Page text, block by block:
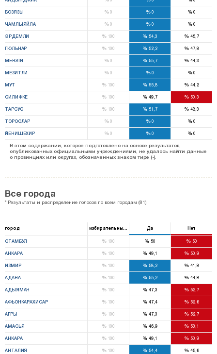
БОЗЯЗЫ %0 %0 %0
ЧАМЛЫЯЙЛА %0 %0 %0
ЭРДЕМЛИ %100 % 54,3 % 45,7
ГЮЛЬНАР %100 % 52,2 % 47,8
MERSİN %0 % 55,7 % 44,3
МЕЗИТЛИ %0 %0 %0
МУТ %100 % 55,8 % 44,2
СИЛИФКЕ %100 % 49,7 % 50,3
ТАРСУС %100 % 51,7 % 48,3
ТОРОСЛАР %0 %0 %0
ЙЕНИШЕХИР %0 %0 %0
В этом содержании, которое подготовлено на основе результатов,
опубликованных официальными учреждениями, не удалось найти данные
о провинциях или округах, обозначенных знаком тире (-).
Все города
* Результаты и распределение голосов по всем городам (81).
город избирательный ящик Да Нет
СТАМБУЛ %100 % 50 % 50
АНКАРА %100 % 49,1 % 50,9
ИЗМИР %100 % 58,2 % 41,8
АДАНА %100 % 55,2 % 44,8
АДЫЯМАН %100 % 47,3 % 52,7
АФЬОНКАРАХИСАР %100 % 47,4 % 52,6
АГРЫ %100 % 47,3 % 52,7
АМАСЬЯ %100 % 46,9 % 53,1
АНКАРА %100 % 49,1 % 50,9
АНТАЛИЯ %100 % 54,4 % 45,6